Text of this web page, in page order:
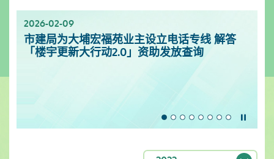
2026-02-09
市建局为大埔宏福苑业主设立电话专线 解答
「楼宇更新大行动2.0」资助发放查询
2025-11-18
新影片上架✨- 楼宇保养之道
2025-10-13
服务升级！楼宇复修资源中心延长开放时间
[周一至周日]
2025-09-30
「楼宇复修公司资料库」已於2025年9月更新
2025-06-27
「楼宇复修公司资料库」已於2025年6月更新
2025-03-25
「楼宇复修公司资料库」已於2025年3月更新
2025-01-10
市区更新电视特辑
2024-12-31
「楼宇复修公司资料库」已於2024年12月更新